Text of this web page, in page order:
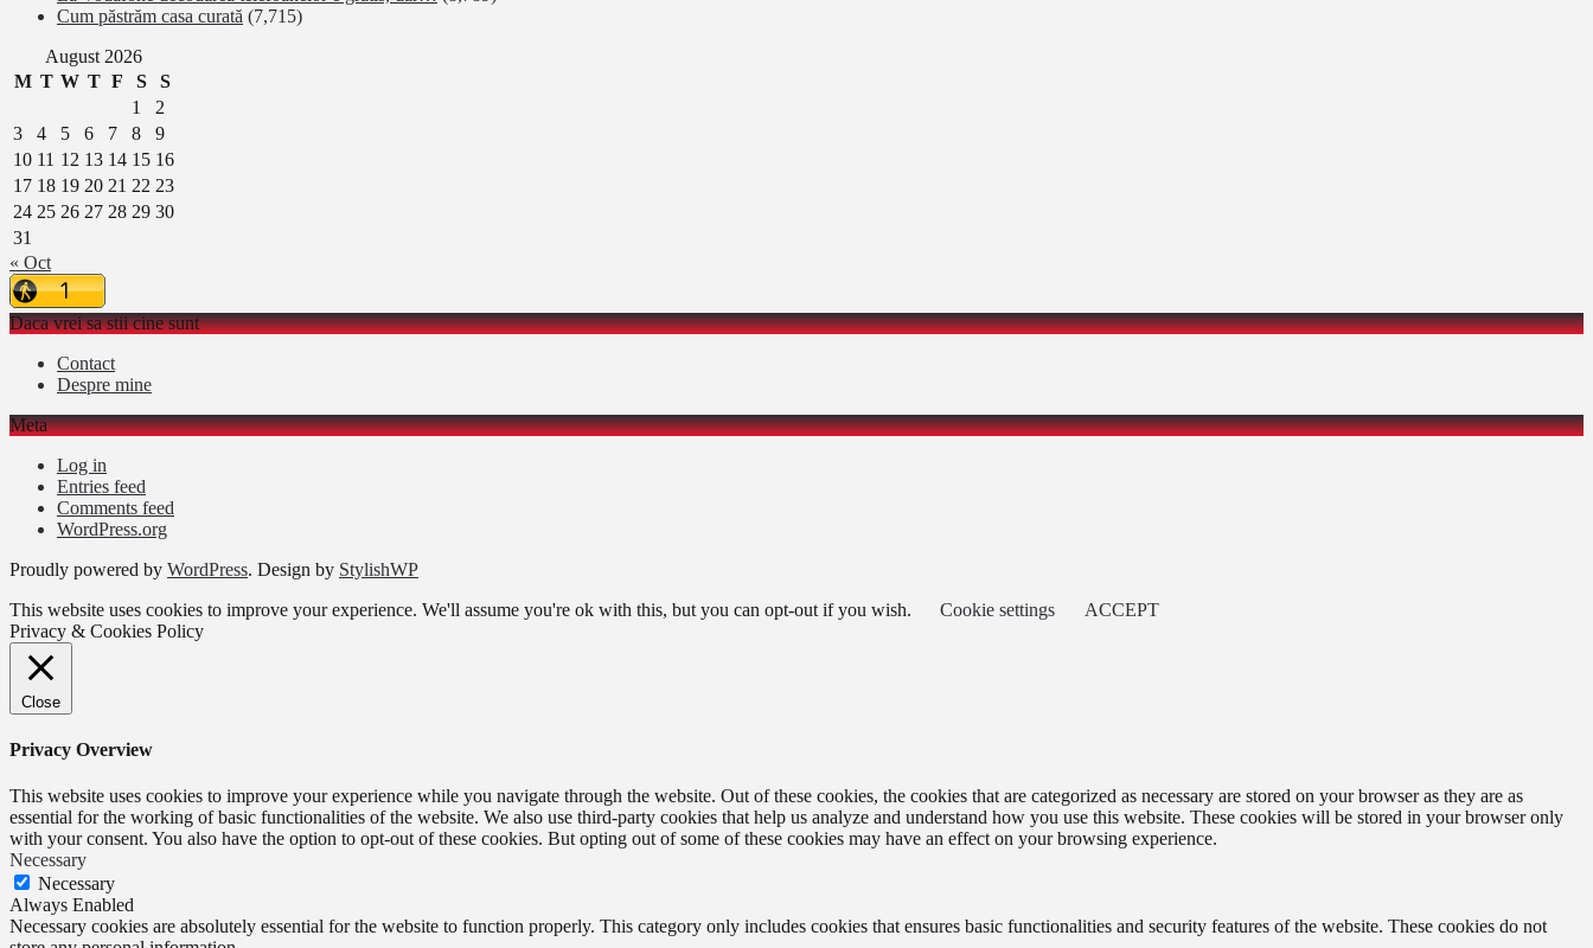
Cum păstrăm casa curată (7,715)
August 2026
M T W T F S
S
1
2
3
4 5 6 7 8
9
10 11 12 13 14 15 16
17 18 19 20 21 22 23
24 25 26 27 28 29 30
31
« Oct
Daca vrei sa stii cine sunt
Contact
Despre mine
Meta
Log in
Entries feed
Comments feed
WordPress.org
Proudly powered by WordPress. Design by StylishWP
This website uses cookies to improve your experience. We'll assume you're ok with this, but you can opt-out if you wish.
Cookie settings
ACCEPT
Privacy & Cookies Policy
Close
Privacy Overview
This website uses cookies to improve your experience while you navigate through the website. Out of these cookies, the cookies that are categorized as necessary are stored on your browser as they are as
essential for the working of basic functionalities of the website. We also use third-party cookies that help us analyze and understand how you use this website. These cookies will be stored in your browser only
with your consent. You also have the option to opt-out of these cookies. But opting out of some of these cookies may have an effect on your browsing experience.
Necessary
Necessary
Always Enabled
Necessary cookies are absolutely essential for the website to function properly. This category only includes cookies that ensures basic functionalities and security features of the website. These cookies do not